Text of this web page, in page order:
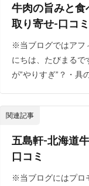
牛肉の旨みと
取り寄せ-口コミ
※当ブログではアフ
にちは、たびまるで
が”やりすぎ”？・
関連記事
五島軒-北海道
口コミ
※当ブログにはプロ